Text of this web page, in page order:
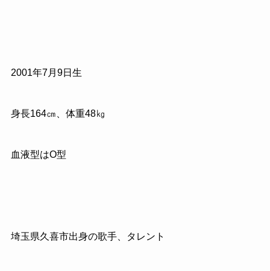
2001年7月9日生
身長164㎝、体重48㎏
血液型はO型
埼玉県久喜市出身の歌手、タレント